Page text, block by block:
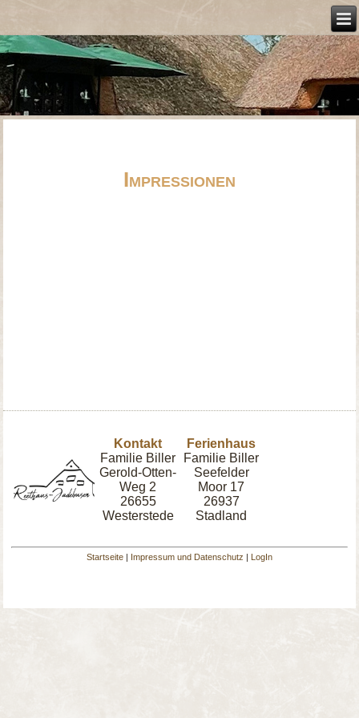
Impressionen
Kontakt
Familie Biller
Gerold-Otten-
Weg 2
26655
Westerstede
Ferienhaus
Familie Biller
Seefelder
Moor 17
26937
Stadland
Startseite Impressum und Datenschutz LogIn